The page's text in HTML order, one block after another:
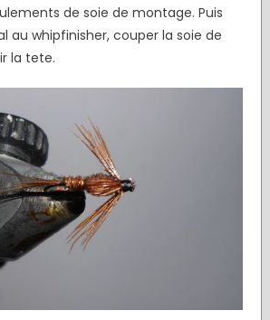
de soie de montage. Puis
au whipfinisher, couper la soie de
la tete.